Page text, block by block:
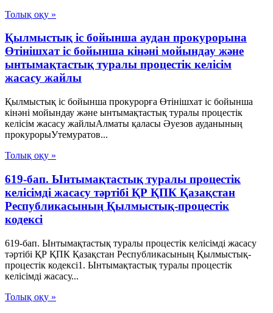
Толық оқу »
Қылмыстық іс бойынша аудан прокурорына
Өтінішхат іс бойынша кінәні мойындау және
ынтымақтастық туралы процестік келісім
жасасу жайлы
Қылмыстық іс бойынша прокурорға Өтінішхат іс бойынша
кінәні мойындау және ынтымақтастық туралы процестік
келісім жасасу жайлыАлматы қаласы Әуезов ауданының
прокурорыУтемуратов...
Толық оқу »
619-бап. Ынтымақтастық туралы процестік
келісімді жасасу тәртібі ҚР ҚПК Қазақстан
Республикасының Қылмыстық-процестік
кодексi
619-бап. Ынтымақтастық туралы процестік келісімді жасасу
тәртібі ҚР ҚПК Қазақстан Республикасының Қылмыстық-
процестік кодексi1. Ынтымақтастық туралы процестік
келісімді жасасу...
Толық оқу »